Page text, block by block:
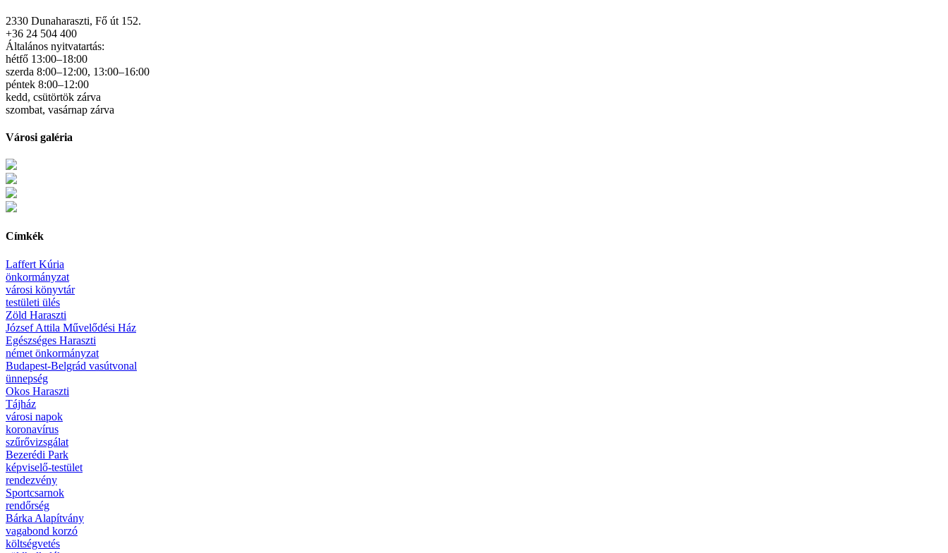
2330 Dunaharaszti, Fő út 152.
+36 24 504 400
Általános nyitvatartás:
hétfő 13:00–18:00
szerda 8:00–12:00, 13:00–16:00
péntek 8:00–12:00
kedd, csütörtök zárva
szombat, vasárnap zárva
Városi galéria
Címkék
Laffert Kúria
önkormányzat
városi könyvtár
testületi ülés
Zöld Haraszti
József Attila Művelődési Ház
Egészséges Haraszti
német önkormányzat
Budapest-Belgrád vasútvonal
ünnepség
Okos Haraszti
Tájház
városi napok
koronavírus
szűrővizsgálat
Bezerédi Park
képviselő-testület
rendezvény
Sportcsarnok
rendőrség
Bárka Alapítvány
vagabond korzó
költségvetés